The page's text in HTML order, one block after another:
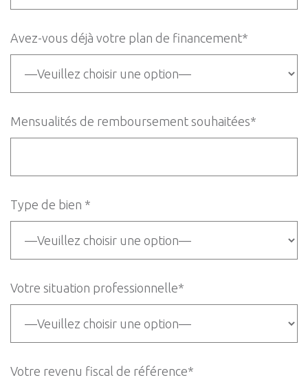
Avez-vous déjà votre plan de financement*
Mensualités de remboursement souhaitées*
Type de bien *
Votre situation professionnelle*
Votre revenu fiscal de référence*